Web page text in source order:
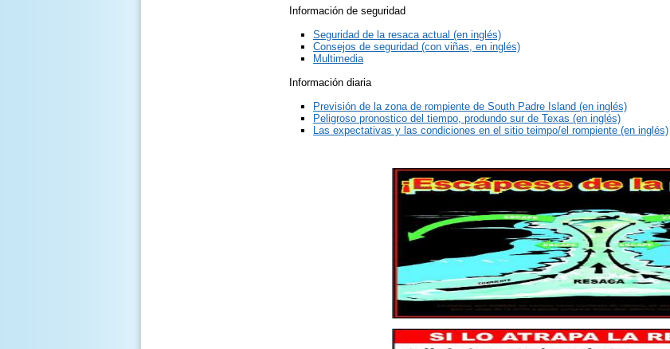
Información de seguridad
Seguridad de la resaca actual (en inglés)
Consejos de seguridad (con viñas, en inglés)
Multimedia
Información diaria
Previsión de la zona de rompiente de South Padre Island (en inglés)
Peligroso pronostico del tiempo, produndo sur de Texas (en inglés)
Las expectativas y las condiciones en el sitio teimpo/el rompiente (en inglés)